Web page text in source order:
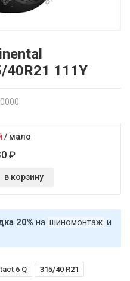
40R21 111Y
/ мало
₽
в корзину
20% на шиномонтаж и
6 Q
315/40 R21